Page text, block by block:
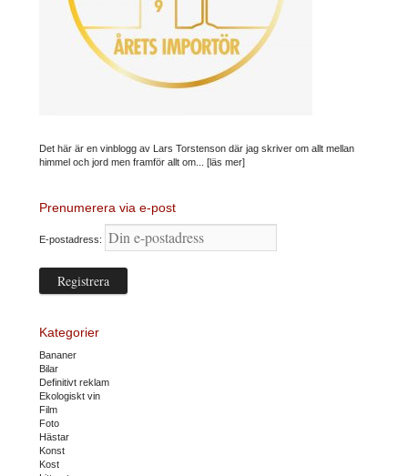
Det här är en vinblogg av Lars Torstenson där jag skriver om allt mellan
himmel och jord men framför allt om... [läs mer]
Prenumerera via e-post
E-postadress:
Kategorier
Bananer
Bilar
Definitivt reklam
Ekologiskt vin
Film
Foto
Hästar
Konst
Kost